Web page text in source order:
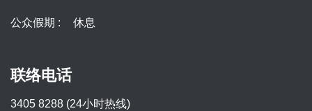
公众假期 : 休息
联络电话
3405 8288 (24小时热线)